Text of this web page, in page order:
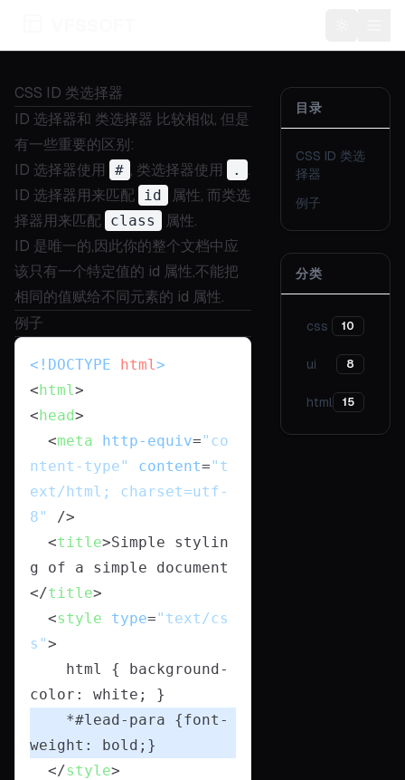
CSS ID 类选择器
ID 选择器和 类选择器 比较相似, 但是
有一些重要的区别:
ID 选择器使用
# , 类选择器使用 .
.
ID 选择器用来匹配 id
属性, 而类选
择器用来匹配 class
属性.
ID 是唯一的,因此你的整个文档中应
该只有一个特定值的 id 属性,不能把
相同的值赋给不同元素的 id 属性.
例子
<!DOCTYPE html>
<html>
<head>
<meta http-equiv="co
ntent-type"
content="t
ext/html; charset=utf-
8"
/>
<title>Simple stylin
g of a simple document
</title>
<style type="text/cs
s">
color: white; }
weight: bold;}
</style>
目录
CSS ID 类选
择器
例子
分类
css 10
ui 8
html 15